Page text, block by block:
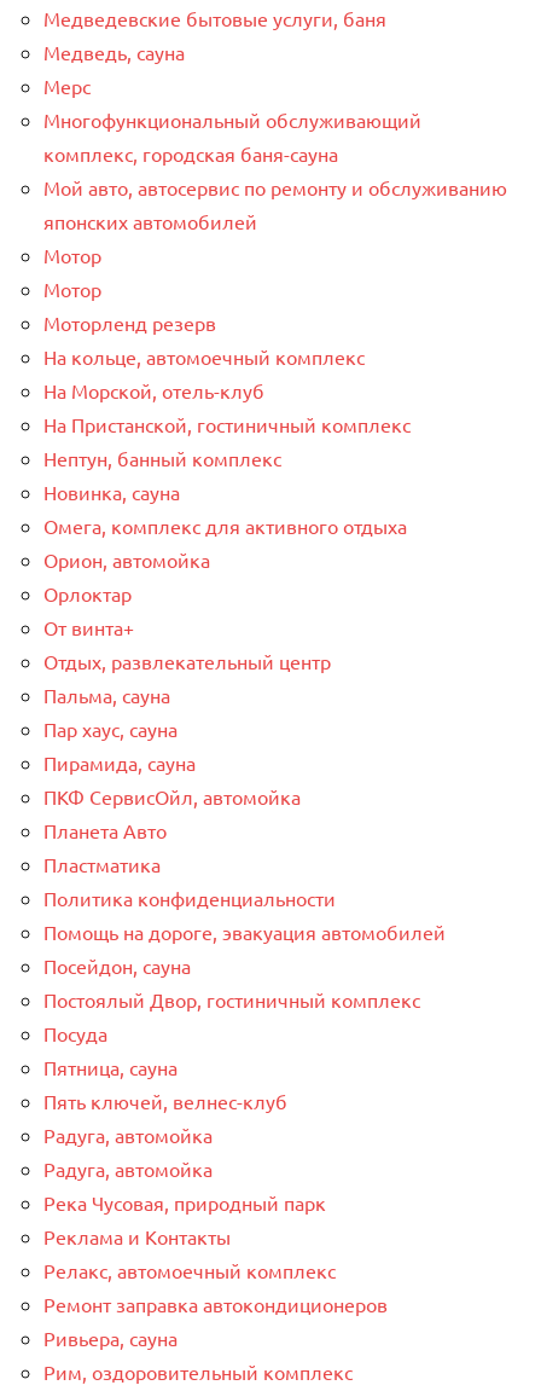
Медведевские бытовые услуги, баня
Медведь, сауна
Мерс
Многофункциональный обслуживающий
комплекс, ​городская баня-сауна
Мой авто, автосервис по ремонту и обслуживанию
японских автомобилей
Мотор
Мотор
Моторленд резерв
На кольце, автомоечный комплекс
На Морской, отель-клуб
На Пристанской, гостиничный комплекс
Нептун, банный комплекс
Новинка, сауна
Омега, комплекс для активного отдыха
Орион, автомойка
Орлоктар
От винта+
Отдых, развлекательный центр
Пальма, сауна
Пар хаус, сауна
Пирамида, сауна
ПКФ СервисОйл, автомойка
Планета Авто
Пластматика
Политика конфиденциальности
Помощь на дороге, эвакуация автомобилей
Посейдон, сауна
Постоялый Двор, гостиничный комплекс
Посуда
Пятница, сауна
Пять ключей, велнес-клуб
Радуга, автомойка
Радуга, автомойка
Река Чусовая, природный парк
Реклама и Контакты
Релакс, автомоечный комплекс
Ремонт заправка автокондиционеров
Ривьера, сауна
Рим, оздоровительный комплекс